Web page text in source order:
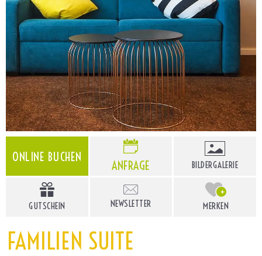
ONLINE BUCHEN
ANFRAGE BILDERGALERIE
GUTSCHEIN NEWSLETTER MERKEN
+
FAMILIEN SUITE